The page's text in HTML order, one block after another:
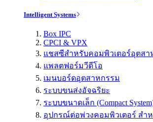
Intelligent Systems
Box IPC
CPCI & VPX
แชสซีสำหรับคอมพิวเตอร์อุตสา
แพลตฟอร์มวีดีโอ
เมนบอร์ดอุตสาหกรรม
ระบบขนส่งอัจฉริยะ
ระบบขนาดเล็ก (Compact
อุปกรณ์ต่อพ่วงคอมพิวเตอร์ สำ